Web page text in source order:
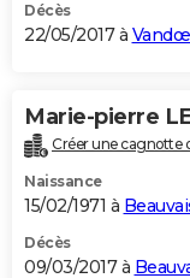
Décès
22/05/2017 à
Marie-pierre
Créer une cagnotte
Naissance
15/02/1971 à
Décès
09/03/2017 à